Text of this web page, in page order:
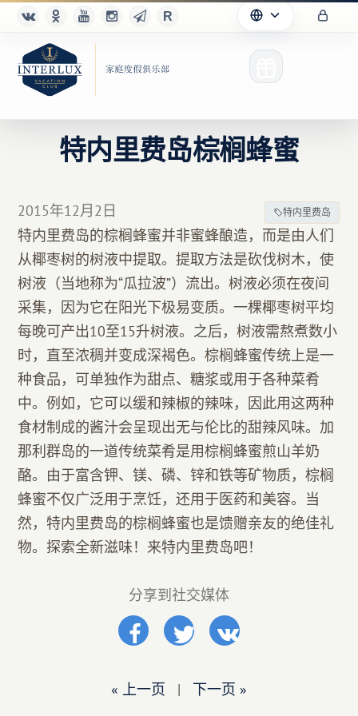
优点
合作伙伴
Благотворительность
特内里费岛棕榈蜂蜜
2015年12月2日 特内里费岛
特内里费岛的棕榈蜂蜜并非蜜蜂酿造，而是由人们
从椰枣树的树液中提取。提取方法是砍伐树木，使
树液（当地称为“瓜拉波”）流出。树液必须在夜间
采集，因为它在阳光下极易变质。一棵椰枣树平均
每晚可产出10至15升树液。之后，树液需熬煮数小
时，直至浓稠并变成深褐色。棕榈蜂蜜传统上是一
种食品，可单独作为甜点、糖浆或用于各种菜肴
中。例如，它可以缓和辣椒的辣味，因此用这两种
食材制成的酱汁会呈现出无与伦比的甜辣风味。加
那利群岛的一道传统菜肴是用棕榈蜂蜜煎山羊奶
酪。由于富含钾、镁、磷、锌和铁等矿物质，棕榈
蜂蜜不仅广泛用于烹饪，还用于医药和美容。当
然，特内里费岛的棕榈蜂蜜也是馈赠亲友的绝佳礼
物。探索全新滋味！来特内里费岛吧！
分享到社交媒体
« 上一页 | 下一页 »